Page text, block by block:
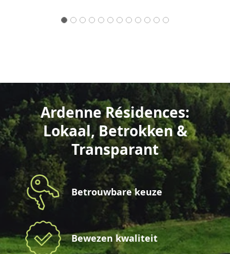
Ardenne Résidences:
Lokaal, Betrokken &
Transparant
Betrouwbare keuze
Bewezen kwaliteit